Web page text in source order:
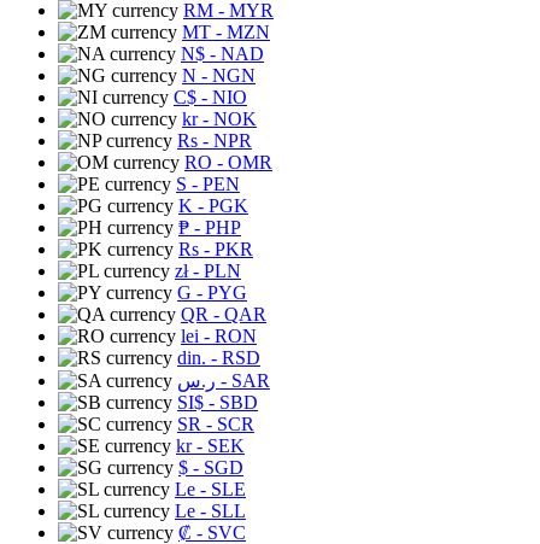
RM - MYR
MT - MZN
N$ - NAD
N - NGN
C$ - NIO
kr- NOK
Rs - NPR
RO - OMR
S - PEN
K - PGK
₱ - PHP
Rs - PKR
zł- PLN
G - PYG
QR - QAR
lei - RON
din. - RSD
ر.س - SAR
SI$ - SBD
SR - SCR
kr- SEK
$ - SGD
Le - SLE
Le - SLL
₡ - SVC